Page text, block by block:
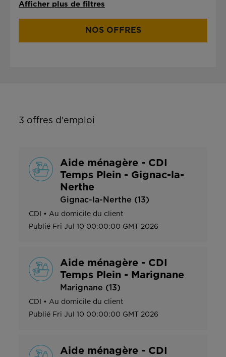
Afficher plus de filtres
NOS OFFRES
3 offres d'emploi
Aide ménagère - CDI
Temps Plein - Gignac-la-
Nerthe
Gignac-la-Nerthe (13)
CDI • Au domicile du client
Publié Fri Jul 10 00:00:00 GMT 2026
Aide ménagère - CDI
Temps Plein - Marignane
Marignane (13)
CDI • Au domicile du client
Publié Fri Jul 10 00:00:00 GMT 2026
Aide ménagère - CDI